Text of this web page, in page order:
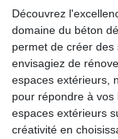
Découvrez
domaine du béton
permet de créer
envisagiez de
espaces extérieurs,
pour répondre à vos
espaces extérieurs
créativité en